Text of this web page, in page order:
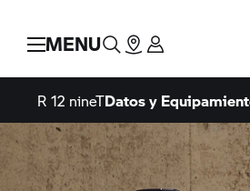
MENU
R 12 nineTDatos y